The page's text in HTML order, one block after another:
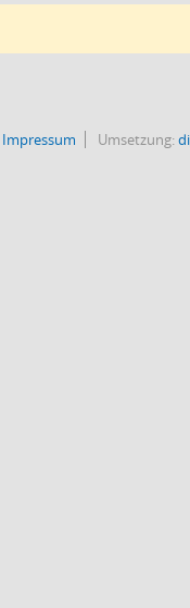
Impressum Umsetzung: